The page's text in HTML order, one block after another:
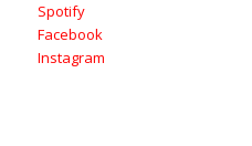
Spotify
Facebook
Instagram